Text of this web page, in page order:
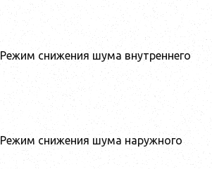
Режим снижения шума внутреннего
Режим снижения шума наружного